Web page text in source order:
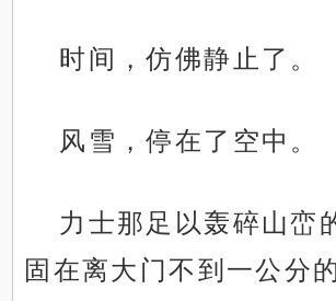
时间，仿佛静止了。
风雪，停在了空中。
力士那足以轰碎山峦
固在离大门不到一公分